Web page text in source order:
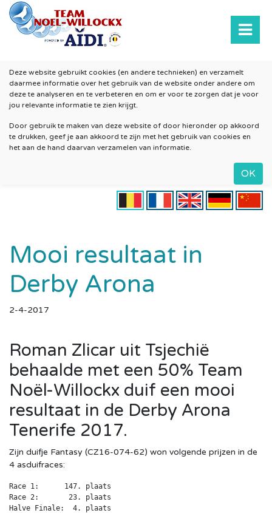
Deze website gebruikt cookies (en andere technieken) en verzamelt
daarmee informatie over het gebruik van de website onder andere om
deze te analyseren en te verbeteren en om er voor te zorgen dat je voor
jou relevante informatie te zien krijgt.
Door gebruik te maken van deze website of door hieronder op akkoord
te drukken, geef je aan akkoord te zijn met het gebruik van cookies en
het aan de hand daarvan verzamelen van informatie.
Mooi resultaat in
Derby Arona
2-4-2017
Roman Zlicar uit Tsjechië
behaalde met een 50% Team
Noël-Willockx duif een mooi
resultaat in de Derby Arona
Tenerife 2017.
Zijn duifje Fantasy (CZ16-074-62) won volgende prijzen in de
4 asduifraces:
Race 1:      147. plaats
Race 2:       23. plaats
Halve Finale:  4. plaats